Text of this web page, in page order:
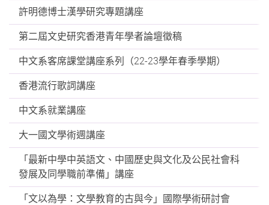
許明德博士漢學研究專題講座
第二屆文史研究香港青年學者論壇徵稿
中文系客席課堂講座系列（22-23學年春季學期）
香港流行歌詞講座
中文系就業講座
大一國文學術週講座
「最新中學中英語文、中國歷史與文化及公民社會科
發展及同學職前準備」講座
「文以為學：文學教育的古與今」國際學術研討會